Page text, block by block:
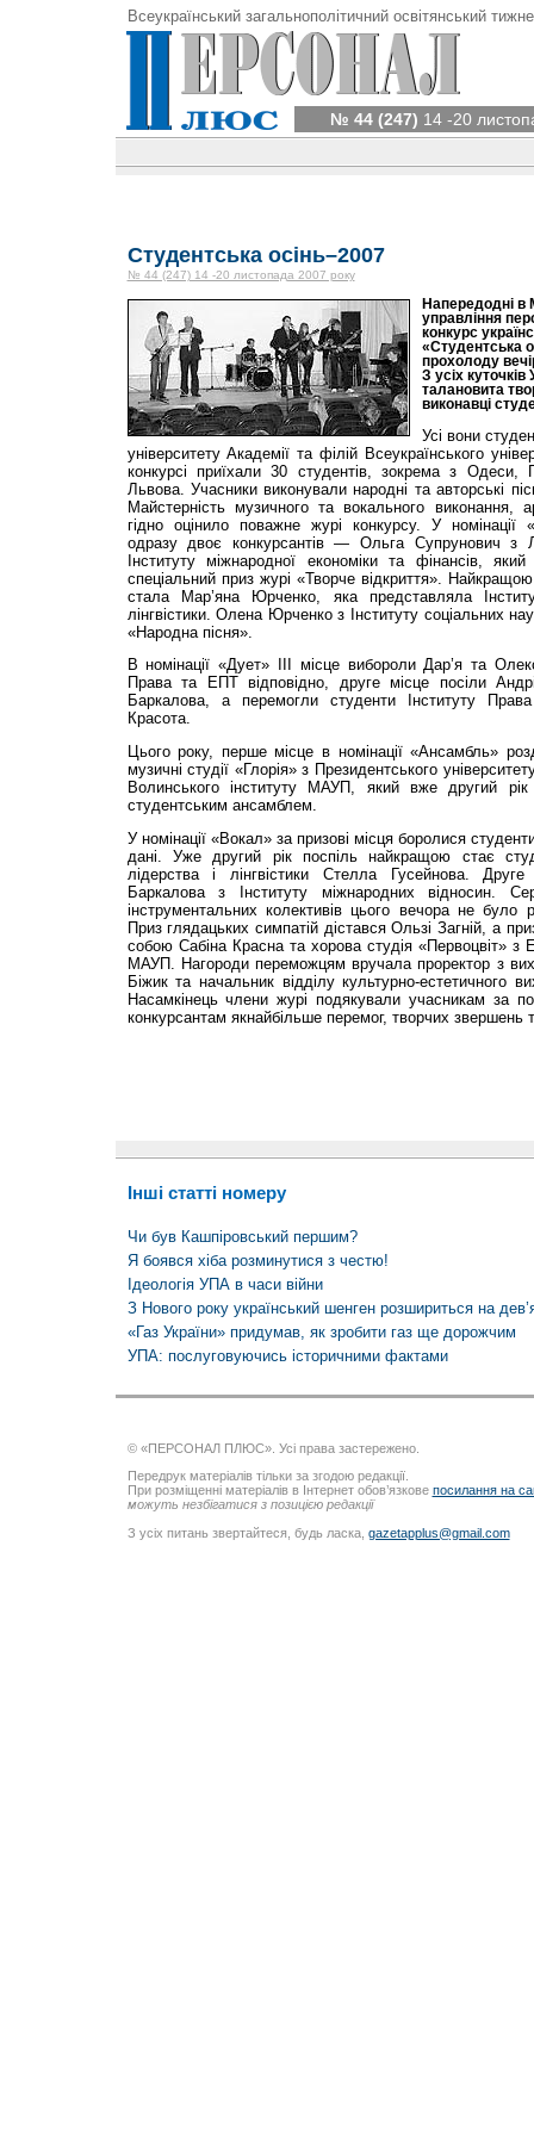
Всеукраїнський загальнополітичний освітянський
№ 44 (247) 14 -20
Студентська осінь–2007
№ 44 (247) 14 -20 листопада 2007 року
Напередодні в
управління
конкурс
«Студентська
прохолоду
З усіх куточків
талановита
виконавці
Усі вони
університету Академії та філій Всеукраїнського
конкурсі приїхали 30 студентів, зокрема з
Львова. Учасники виконували народні та авторські
Майстерність музичного та вокального виконання,
гідно оцінило поважне журі конкурсу. У номінації
одразу двоє конкурсантів — Ольга Супрунович з
Інституту міжнародної економіки та фінансів,
спеціальний приз журі «Творче відкриття».
стала Мар’яна Юрченко, яка представляла
лінгвістики. Олена Юрченко з Інституту соціальних
«Народна пісня».
В номінації «Дует» ІІІ місце вибороли Дар’я та
Права та ЕПТ відповідно, друге місце посіли
Баркалова, а перемогли студенти Інституту
Красота.
Цього року, перше місце в номінації «Ансамбль»
музичні студії «Глорія» з Президентського
Волинського інституту МАУП, який вже другий
студентським ансамблем.
У номінації «Вокал» за призові місця боролися
дані. Уже другий рік поспіль найкращою стає
лідерства і лінгвістики Стелла Гусейнова.
Баркалова з Інституту міжнародних відносин.
інструментальних колективів цього вечора не було
Приз глядацьких симпатій дістався Ользі Загній, а
собою Сабіна Красна та хорова студія «Первоцвіт» з
МАУП. Нагороди переможцям вручала проректор з
Біжик та начальник відділу культурно-естетичного
Насамкінець члени журі подякували учасникам за
конкурсантам якнайбільше перемог, творчих звершень
Інші статті номеру
Чи був Кашпіровський першим?
Я боявся хіба розминутися з честю!
Ідеологія УПА в часи війни
З Нового року український шенген розшириться на
«Газ України» придумав, як зробити газ ще дорожчим
УПА: послуговуючись історичними фактами
© «ПЕРСОНАЛ ПЛЮС». Усі права застережено.
Передрук матеріалів тільки за згодою редакції.
При розміщенні матеріалів в Інтернет обов’язкове посилання на
можуть незбігатися з позицією редакції
З усіх питань звертайтеся, будь ласка, gazetapplus@gmail.com